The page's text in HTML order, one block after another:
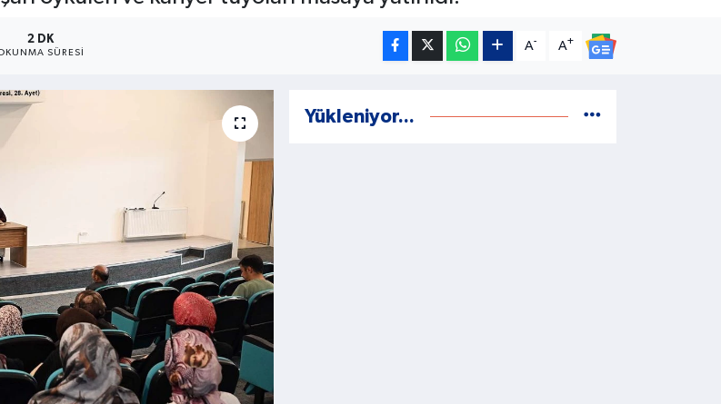
2 DK
SÜRESI
A- A+
Yükleniyor...